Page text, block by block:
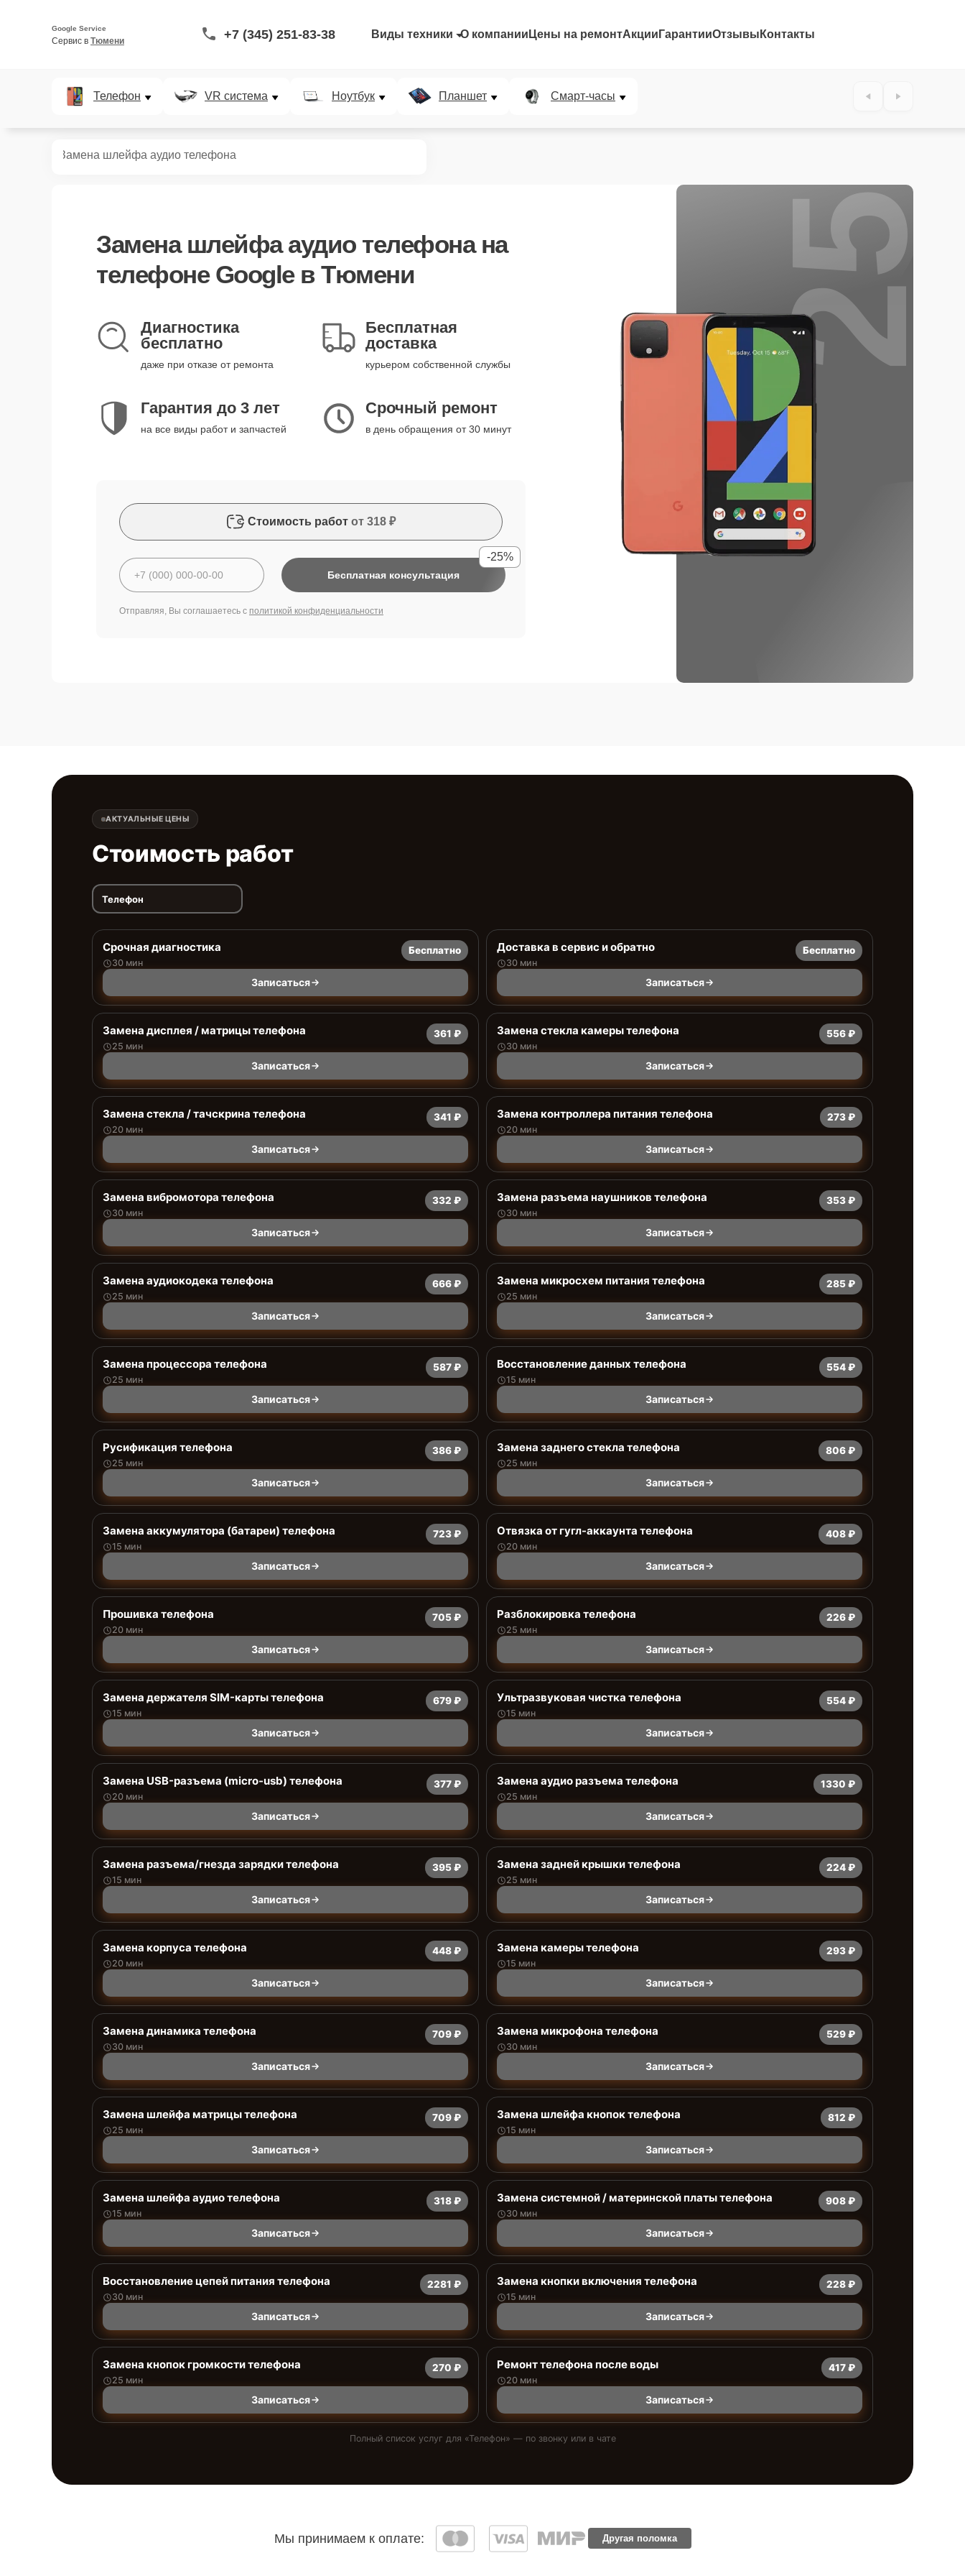
Google Service
Сервис в Тюмени +7 (345) 251-83-38 Виды техники О компании Цены на ремонтАкции ГарантииОтзывы Контакты
Телефон VR система Ноутбук Планшет Смарт-часы
Замена шлейфа аудио телефона
Замена шлейфа аудио телефонана
телефоне Google в Тюмени
Диагностика
бесплатно
даже при отказе от ремонта
Бесплатная
доставка
курьером собственной службы
Гарантия до 3 лет
на все виды работ и запчастей
Срочный ремонт
в день обращения от 30 минут
Стоимость работ от 318 ₽
Бесплатная консультация
-25%
Отправляя, Вы соглашаетесь с политикой конфиденциальности
25%
АКТУАЛЬНЫЕ ЦЕНЫ
Стоимость работ
Телефон
Срочная диагностика
30 мин
Бесплатно
Записаться
Доставка в сервис и обратно
30 мин
Бесплатно
Записаться
Замена дисплея / матрицы телефона
25 мин
361 ₽
Записаться
Замена стекла камеры телефона
30 мин
556 ₽
Записаться
Замена стекла / тачскрина телефона
20 мин
341 ₽
Записаться
Замена контроллера питания телефона
20 мин
273 ₽
Записаться
Замена вибромотора телефона
30 мин
332 ₽
Записаться
Замена разъема наушников телефона
30 мин
353 ₽
Записаться
Замена аудиокодека телефона
25 мин
666 ₽
Записаться
Замена микросхем питания телефона
25 мин
285 ₽
Записаться
Замена процессора телефона
25 мин
587 ₽
Записаться
Восстановление данных телефона
15 мин
554 ₽
Записаться
Русификация телефона
25 мин
386 ₽
Записаться
Замена заднего стекла телефона
25 мин
806 ₽
Записаться
Замена аккумулятора (батареи) телефона
15 мин
723 ₽
Записаться
Отвязка от гугл-аккаунта телефона
20 мин
408 ₽
Записаться
Прошивка телефона
20 мин
705 ₽
Записаться
Разблокировка телефона
25 мин
226 ₽
Записаться
Замена держателя SIM-карты телефона
15 мин
679 ₽
Записаться
Ультразвуковая чистка телефона
15 мин
554 ₽
Записаться
Замена USB-разъема (micro-usb) телефона
20 мин
377 ₽
Записаться
Замена аудио разъема телефона
25 мин
1330 ₽
Записаться
Замена разъема/гнезда зарядки телефона
15 мин
395 ₽
Записаться
Замена задней крышки телефона
25 мин
224 ₽
Записаться
Замена корпуса телефона
20 мин
448 ₽
Записаться
Замена камеры телефона
15 мин
293 ₽
Записаться
Замена динамика телефона
30 мин
709 ₽
Записаться
Замена микрофона телефона
30 мин
529 ₽
Записаться
Замена шлейфа матрицы телефона
25 мин
709 ₽
Записаться
Замена шлейфа кнопок телефона
15 мин
812 ₽
Записаться
Замена шлейфа аудио телефона
15 мин
318 ₽
Записаться
Замена системной / материнской платы телефона
30 мин
908 ₽
Записаться
Восстановление цепей питания телефона
30 мин
2281 ₽
Записаться
Замена кнопки включения телефона
15 мин
228 ₽
Записаться
Замена кнопок громкости телефона
25 мин
270 ₽
Записаться
Ремонт телефона после воды
20 мин
417 ₽
Записаться
Полный список услуг для «Телефон» — по звонку или в чате
Мы принимаем к оплате: Другая поломка